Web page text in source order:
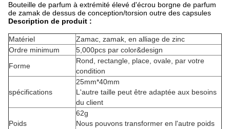
Bouteille de parfum à extrémité élevé d'écrou borgne de parfum
de zamak de dessus de conception/torsion outre des capsules
Description de produit :
Matériel
Zamac, zamak, en alliage de zinc
Ordre minimum
5,000pcs par color&design
Forme
Rond, rectangle, place, ovale, par votre
condition
spécifications
25mm*40mm
L'autre taille peut être adaptée aux besoins
du client
Poids
62g
Nous pouvons transformer en l'autre poids